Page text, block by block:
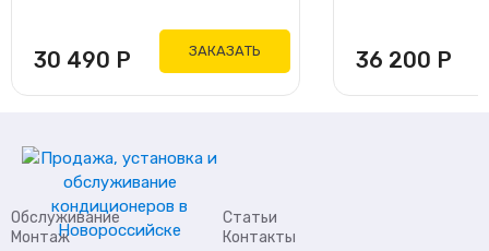
30 490 Р ЗАКАЗАТЬ 36 200 Р
Обслуживание
Монтаж
Статьи
Контакты